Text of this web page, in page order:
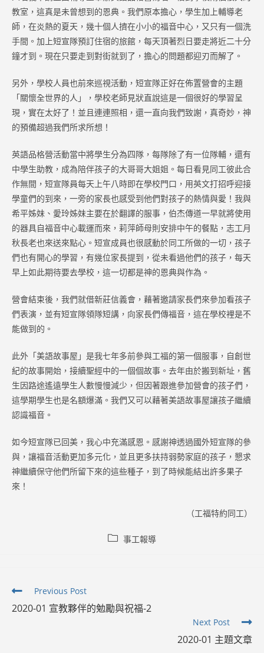
教室，這真是未曾想到的恩典。我們原本擔心，學生加上輔導老
師，在炎熱的夏天，幾十個人擠在小小的福音中心，又只有一個洗
手間。加上短宣隊預訂住宿的旅館，每天頂著烈日要走將近二十分
鐘才到。現在只要走到對街就到了，擔心的問題都迎刃而解了。
另外，學校人員也前來巡視活動，短宣隊正好在佈置營會的主題
「關懷全世界的人」，學校老師見狀直說這是一個很好的學習呈
現，實在太好了！並且連連照相，還一直向我們致謝，真奇妙，神
的預備超過我們所求所想！
英語品格營活動當中將學生分為四隊，每隊除了有一位隊輔，還有
中學生助教，成為陪伴孩子的大哥哥大姐姐。每日看見同工彼此合
作無間，短宣隊員每天上午八時即在學校門口，用英文打招呼迎接
學童們的到來，一旁的家長也感受到他們對孩子的熱情與愛！我與
希平姊妹、愛玲姊妹主要在於翻譯的服事，伯杰傳道一早就將使用
的器具自福音中心載運而來，莉萍師母則安排中午的餐點，志工月
秋長老也來送來點心。短宣成員也很感動於同工所做的一切，孩子
們也有開心的學習，有幾位家長提到，從未看過他們的孩子，每天
早上如此期待要去學校，這一切都是神的恩典與作為。
營會結束後，我們就借新莊信義會，藉著邀請家長們來參加看孩子
們表演，並有短宣隊領隊短講，向家長們傳福音，這在學校裡是不
能做到的。
此外「美語故事屋」是我七年多前參與工福的第一個服事，自創世
紀的故事開始，接續聖經中的一個個故事。去年由於搬到新址，舊
生因路途遙遠學生人數慢慢減少，但因著跟進參加營會的孩子們，
這學期學生也是名額爆滿。我們又可以藉著美語故事屋讓孩子繼續
認識福音。
如今短宣隊已回美，我心中充滿感恩。感謝神透過國外短宣隊的參
與，讓福音活動更加多元化，並且更多扶持弱勢家庭的孩子，懇求
神繼續保守他們所留下來的這些種子，到了時候能結出許多果子
來！
（工福特約同工）
Post事工報導
Read
articles
Previous Post
2020-01 宣教夥伴的勉勵與祝福-2
Next Post
2020-01 主題文章